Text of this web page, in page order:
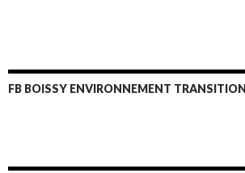
FB BOISSY ENVIRONNEMENT TRANSITION